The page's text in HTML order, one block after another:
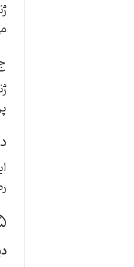
۵. کاربردهای